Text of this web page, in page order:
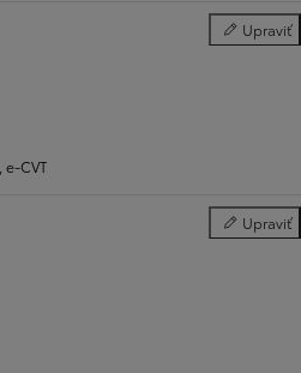
Upraviť
Motorizácia
e‑CVT
Upraviť
Farba